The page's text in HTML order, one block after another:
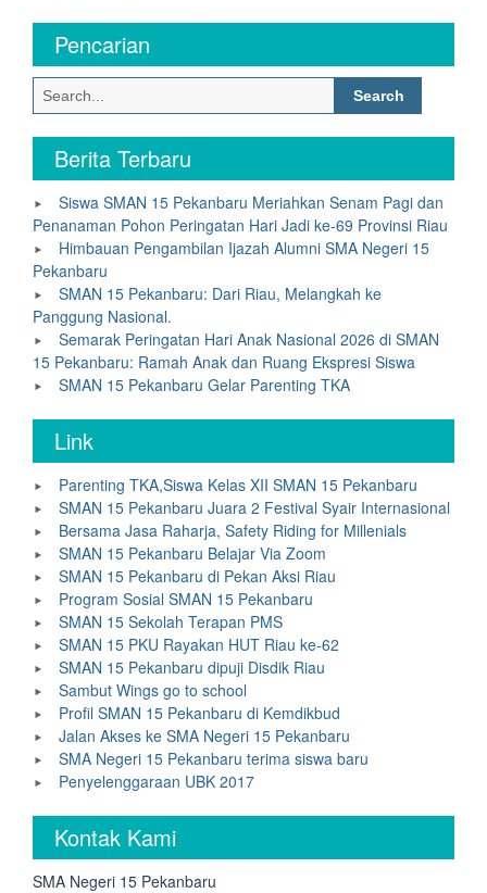
Pencarian
Search
for:
Berita Terbaru
Siswa SMAN 15 Pekanbaru Meriahkan Senam Pagi dan
Penanaman Pohon Peringatan Hari Jadi ke-69 Provinsi Riau
Himbauan Pengambilan Ijazah Alumni SMA Negeri 15
Pekanbaru
SMAN 15 Pekanbaru: Dari Riau, Melangkah ke
Panggung Nasional.
Semarak Peringatan Hari Anak Nasional 2026 di SMAN
15 Pekanbaru: Ramah Anak dan Ruang Ekspresi Siswa
SMAN 15 Pekanbaru Gelar Parenting TKA
Link
Parenting TKA,Siswa Kelas XII SMAN 15 Pekanbaru
SMAN 15 Pekanbaru Juara 2 Festival Syair Internasional
Bersama Jasa Raharja, Safety Riding for Millenials
SMAN 15 Pekanbaru Belajar Via Zoom
SMAN 15 Pekanbaru di Pekan Aksi Riau
Program Sosial SMAN 15 Pekanbaru
SMAN 15 Sekolah Terapan PMS
SMAN 15 PKU Rayakan HUT Riau ke-62
SMAN 15 Pekanbaru dipuji Disdik Riau
Sambut Wings go to school
Profil SMAN 15 Pekanbaru di Kemdikbud
Jalan Akses ke SMA Negeri 15 Pekanbaru
SMA Negeri 15 Pekanbaru terima siswa baru
Penyelenggaraan UBK 2017
Kontak Kami
SMA Negeri 15 Pekanbaru